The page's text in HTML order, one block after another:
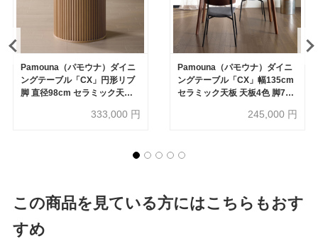
Pamouna（パモウナ）ダイニ
ングテーブル「CX」円形リブ
脚 直径98cm セラミック天板
333,000 円
Pamouna（パモウナ）ダイニ
ングテーブル「CX」幅135cm
セラミック天板 天板4色 脚7タ
245,000 円
この商品を見ている方にはこちらもおす
すめ